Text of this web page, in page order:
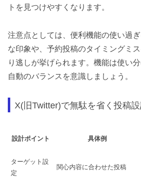
トを見つけやすくなります。
注意点としては、便利機能の使い過
な印象や、予約投稿のタイミングミ
り逃しが挙げられます。機能は使い
自動のバランスを意識しましょう。
X(旧Twitter)で無駄を省く投稿
設計ポイント 具体例
ターゲット設
定
関心内容に合わせた投稿